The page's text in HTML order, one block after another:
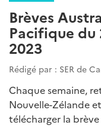
Brèves
Pacifique du
2023
Rédigé par : SER de
Chaque semaine,
Nouvelle-Zélande
télécharger la